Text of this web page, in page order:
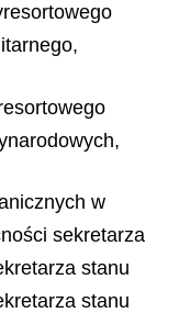
w
sekretarza
stanu
stanu